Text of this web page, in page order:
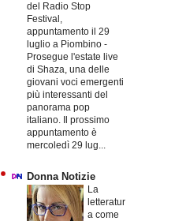
del Radio Stop
Festival,
appuntamento il 29
luglio a Piombino -
Prosegue l'estate live
di Shaza, una delle
giovani voci emergenti
più interessanti del
panorama pop
italiano. Il prossimo
appuntamento è
mercoledì 29 lug...
Donna Notizie
La
letteratur
a come